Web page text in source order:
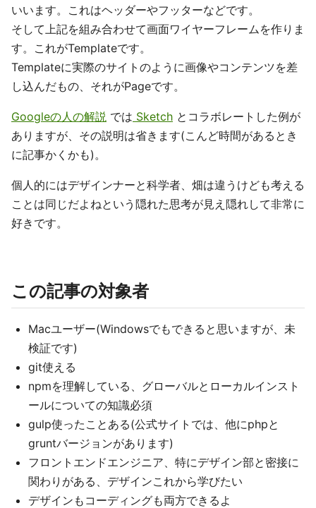
いいます。これはヘッダーやフッターなどです。
そして上記を組み合わせて画面ワイヤーフレームを作りま
す。これがTemplateです。
Templateに実際のサイトのように画像やコンテンツを差
し込んだもの、それがPageです。
Googleの人の解説 では Sketch とコラボレートした例が
ありますが、その説明は省きます(こんど時間があるとき
に記事かくかも)。
個人的にはデザインナーと科学者、畑は違うけども考える
ことは同じだよねという隠れた思考が見え隠れして非常に
好きです。
この記事の対象者
Macユーザー(Windowsでもできると思いますが、未
検証です)
git使える
npmを理解している、グローバルとローカルインスト
ールについての知識必須
gulp使ったことある(公式サイトでは、他にphpと
gruntバージョンがあります)
フロントエンドエンジニア、特にデザイン部と密接に
関わりがある、デザインこれから学びたい
デザインもコーディングも両方できるよ